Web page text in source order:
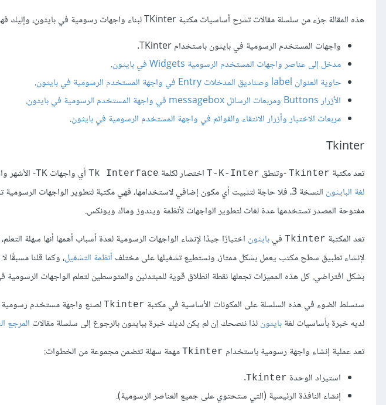
هذه المقالة جزء من سلسلة مقالات تشرح أساسيات مكتبة TKinter لبناء واجهات رسومية في بايثون، وإليك فهرس السلسلة كاملة:
واجهات المستخدم الرسومية في بايثون باستخدام TKinter.
مدخل إلى عناصر واجهات المستخدم الرسومية Widgets في بايثون
.
حاوية العنوان label وصناديق المدخلات Entry في واجهة المستخدم الرسومية في بايثون
.
الأزرار Buttons ومربعات الرسائل messagebox في واجهة المستخدم الرسومية في بايثون
.
مربعات الاختيار وأزرار الانتقاء والقوائم في واجهة المستخدم الرسومية في بايثون.
Tkinter
تعد مكتبة Tkinter -وتنطق T-K-Inter اختصار لكلمة Tk Interface أي واجهات TK- الأشهر
لغة البايثون
النسخة 3، فلا حاجة لتثبيت أي مكون إضافي لاستخدامها، فهي مكتبة لتطوير الواجهات
مفتوحة المصدر تستخدمها عدة لغات لتطوير الواجهات لأنظمة ويندوز وماك ويونكس.
تعد المكتبة Tkinter فيبايثون اختيارًا جيدًا لإنشاء الواجهات الرسومية لعدة أسباب أهمها أنها سهلة
لإنشاء تطبيق سطح مكتب يعمل بشكل ممتاز، ونستطيع تشغيلها على مختلف أنظمة التشغيل، وكما قلنا مسبقًا
بشكل افتراضي. كل هذه المميزات تجعلها نقطة انطلاق قوية للمبتدئين والمتوسطين لتعلم الواجهات الرسومية
سنسلط الضوء في هذه السلسلة على المكونات الأساسية في مكتبة Tkinter لصنع واجهة مستخدم رسومية
لديه خبرة بأساسيات لغةبايثونلذا ننصحك إن لم يكن لديك خبرة ببايثون بالرجوع إلى سلسلة مقالات المرجع
تعد عملية إنشاء واجهة رسومية باستخدام Tkinter مهمة سهلة تتضمن مجموعة من الخطوات:
استيراد الوحدة Tkinter
.
إنشاء النافذة الرئيسية (التي ستحتوي على جميع العناصر الرسومية).